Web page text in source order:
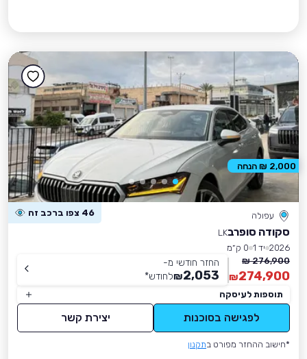
עפולה 46 צפו ברכב זה
סקודה סופרבLK
2026 יד 1
0 ק״מ
276,900 ₪
274,900
₪
החזר חודשי מ-
2,053
₪לחודש*
תוספות לעיסקה
לפגישה בסוכנות יצירת קשר
*חישוב ההחזר מפורט בתקנון
2,000 ₪ הנחה